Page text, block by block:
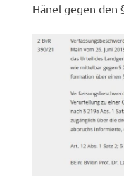
Hänel gegen den